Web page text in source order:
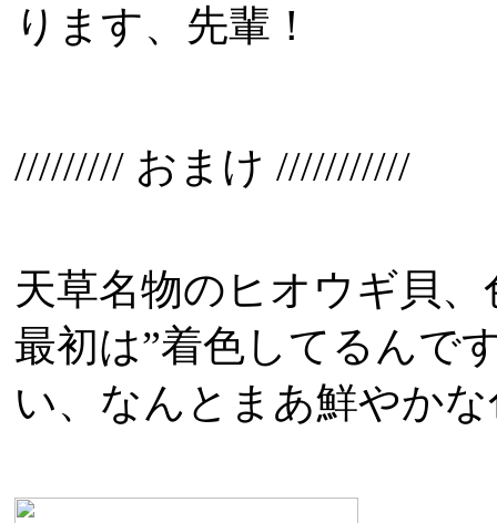
ります、先輩！
///////// おまけ ///////////
天草名物のヒオウギ貝
最初は”着色してるんで
い、なんとまあ鮮やか